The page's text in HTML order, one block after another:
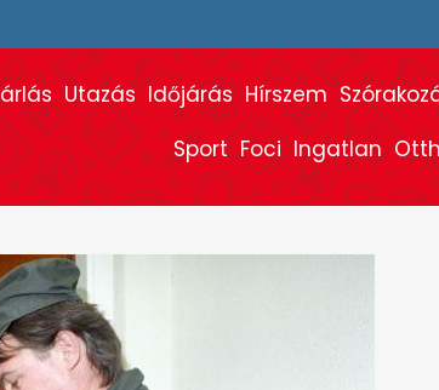
Utazás Időjárás Hírszem
Sport Foci Ingatlan